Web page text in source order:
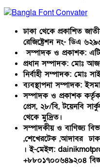
ঢাকা থেকে প্রকাশিত
রেজিষ্ট্রেশন নং- ডিএ
সম্পাদক ও প্রকাশক:
প্রধান সম্পাদক: মোঃ
নির্বাহী সম্পাদক: মোঃ
ব্যবস্থাপনা সম্পাদক:
সম্পাদক ও প্রকাশক কর্তৃক
প্রেস, ২৮/বি, টয়েনবি
থেকে মুদ্রিত।
সম্পাদকীয় ও বাণিজ্য
,শেখেরটেক ,আদাবর
। ই-মেইল:
+৮৮০১৭০০৬৪৯২০৪